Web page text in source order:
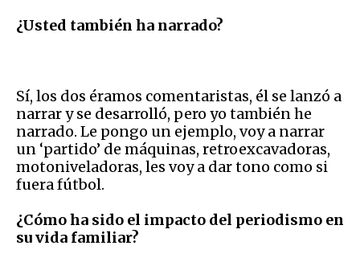
¿Usted también ha narrado?
Sí, los dos éramos comentaristas, él se lanzó a
narrar y se desarrolló, pero yo también he
narrado. Le pongo un ejemplo, voy a narrar
un ‘partido’ de máquinas, retroexcavadoras,
motoniveladoras, les voy a dar tono como si
fuera fútbol.
¿Cómo ha sido el impacto del periodismo en
su vida familiar?